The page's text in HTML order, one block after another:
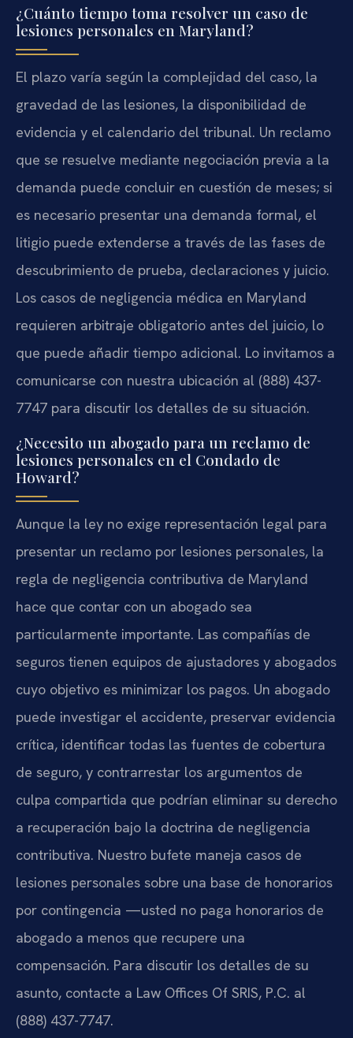
¿Cuánto tiempo toma resolver un caso de
lesiones personales en Maryland?
El plazo varía según la complejidad del caso, la
gravedad de las lesiones, la disponibilidad de
evidencia y el calendario del tribunal. Un reclamo
que se resuelve mediante negociación previa a la
demanda puede concluir en cuestión de meses; si
es necesario presentar una demanda formal, el
litigio puede extenderse a través de las fases de
descubrimiento de prueba, declaraciones y juicio.
Los casos de negligencia médica en Maryland
requieren arbitraje obligatorio antes del juicio, lo
que puede añadir tiempo adicional. Lo invitamos a
comunicarse con nuestra ubicación al (888) 437-
7747 para discutir los detalles de su situación.
¿Necesito un abogado para un reclamo de
lesiones personales en el Condado de
Howard?
Aunque la ley no exige representación legal para
presentar un reclamo por lesiones personales, la
regla de negligencia contributiva de Maryland
hace que contar con un abogado sea
particularmente importante. Las compañías de
seguros tienen equipos de ajustadores y abogados
cuyo objetivo es minimizar los pagos. Un abogado
puede investigar el accidente, preservar evidencia
crítica, identificar todas las fuentes de cobertura
de seguro, y contrarrestar los argumentos de
culpa compartida que podrían eliminar su derecho
a recuperación bajo la doctrina de negligencia
contributiva. Nuestro bufete maneja casos de
lesiones personales sobre una base de honorarios
por contingencia —usted no paga honorarios de
abogado a menos que recupere una
compensación. Para discutir los detalles de su
asunto, contacte a Law Offices Of SRIS, P.C. al
(888) 437-7747.